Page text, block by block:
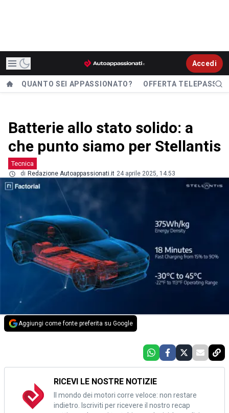
Accedi
QUANTO SEI APPASSIONATO? OFFERTA TELEPASS
Batterie allo stato solido: a
che punto siamo per Stellantis
Tecnica
di Redazione Autoappassionati.it 24 aprile 2025, 14.53
Aggiungi come fonte preferita su Google
RICEVI LE NOSTRE NOTIZIE
Il mondo dei motori corre veloce: non restare
indietro. Iscriviti per ricevere il nostro recap